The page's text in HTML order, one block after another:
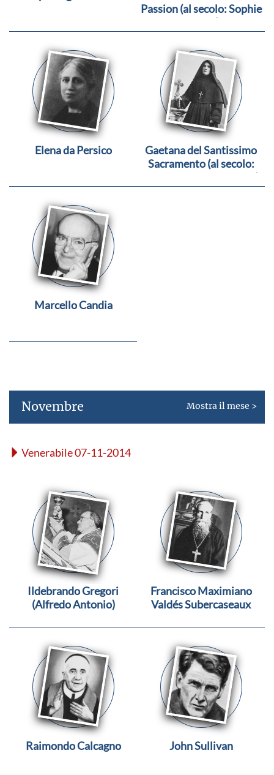
Passion (al secolo: Sophie
Elena da Persico
Gaetana del Santissimo
Sacramento (al secolo:
Marcello Candia
Novembre Mostra il mese >
Venerabile 07-11-2014
Ildebrando Gregori
(Alfredo Antonio)
Francisco Maximiano
Valdés Subercaseaux
Raimondo Calcagno John Sullivan